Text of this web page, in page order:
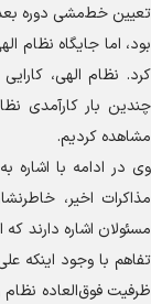
تعیین خط‌مشی دوره بعد
بود، اما جایگاه نظام
کرد. نظام الهی،
مشاهده کردیم.
وی در ادامه با اشاره
مذاکرات اخیر،
مسئولان اشاره دارند
تفاهم با وجود اینکه
ظرفیت فوق‌العاده